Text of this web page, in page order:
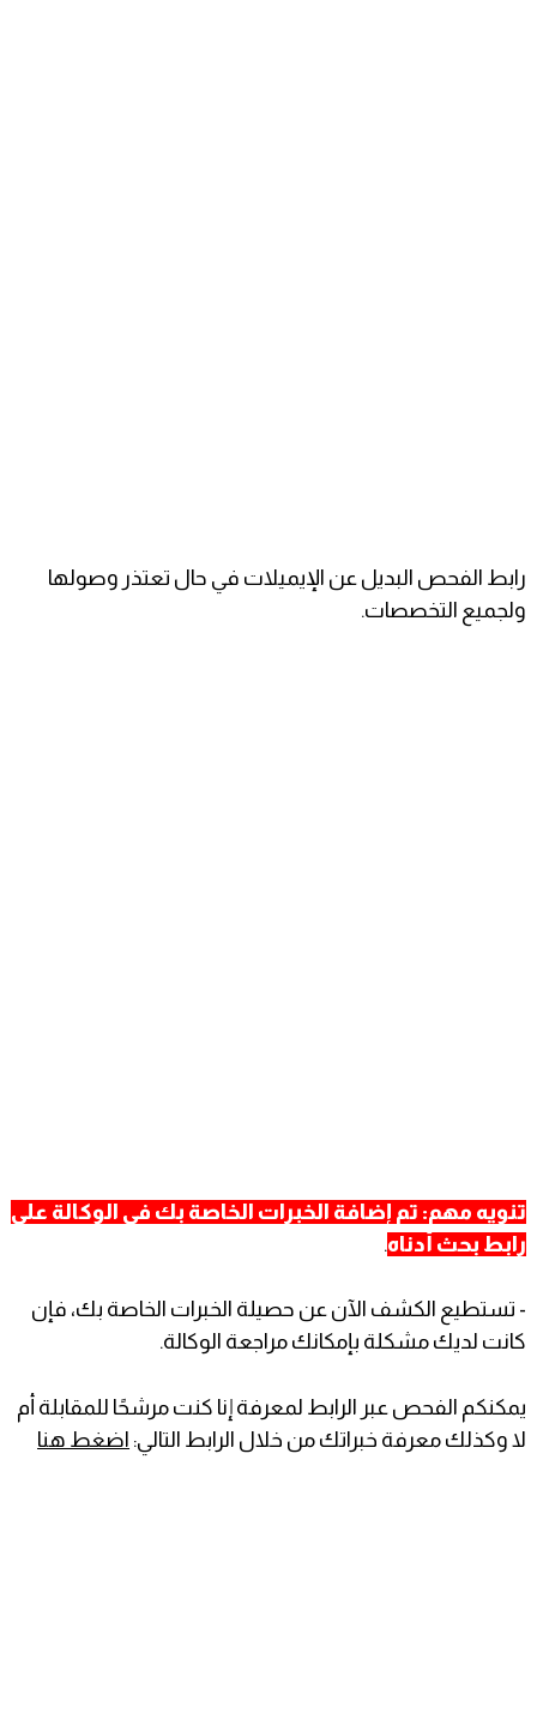
رابط الفحص البديل عن الإيميلات في حال تعتذر وصولها
ولجميع التخصصات.
تنويه مهم: تم إضافة الخبرات الخاصة بك في الوكالة على
رابط بحث أدناه.
- تستطيع الكشف الآن عن حصيلة الخبرات الخاصة بك، فإن
كانت لديك مشكلة بإمكانك مراجعة الوكالة.
يمكنكم الفحص عبر الرابط لمعرفة إنا كنت مرشحًا للمقابلة أم
لا وكذلك معرفة خبراتك من خلال الرابط التالي: اضغط هنا